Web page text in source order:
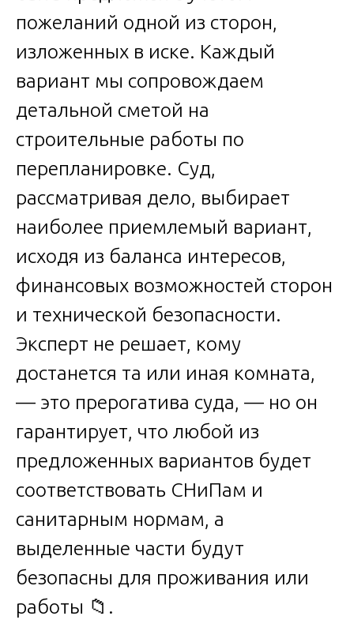
пожеланий одной из сторон,
изложенных в иске. Каждый
вариант мы сопровождаем
детальной сметой на
строительные работы по
перепланировке. Суд,
рассматривая дело, выбирает
наиболее приемлемый вариант,
исходя из баланса интересов,
финансовых возможностей сторон
и технической безопасности.
Эксперт не решает, кому
достанется та или иная комната,
— это прерогатива суда, — но он
гарантирует, что любой из
предложенных вариантов будет
соответствовать СНиПам и
санитарным нормам, а
выделенные части будут
безопасны для проживания или
работы 📁.